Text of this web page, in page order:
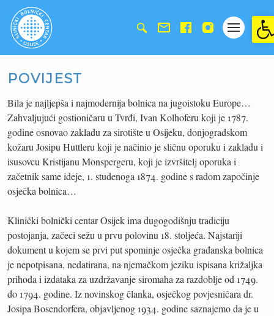
POVIJEST
Bila je najljepša i najmodernija bolnica na jugoistoku Europe…
Zahvaljujući gostioničaru u Tvrđi, Ivan Kolhoferu koji je 1787.
godine osnovao zakladu za sirotište u Osijeku, donjogradskom
kožaru Josipu Huttleru koji je načinio je sličnu oporuku i zakladu i
isusovcu Kristijanu Monspergeru, koji je izvršitelj oporuka i
začetnik same ideje, 1. studenoga 1874. godine s radom započinje
osječka bolnica…
Klinički bolnički centar Osijek ima dugogodišnju tradiciju
postojanja, začeci sežu u prvu polovinu 18. stoljeća. Najstariji
dokument u kojem se prvi put spominje osječka građanska bolnica
je nepotpisana, nedatirana, na njemačkom jeziku ispisana križaljka
prihoda i izdataka za uzdržavanje siromaha za razdoblje od 1749.
do 1794. godine. Iz novinskog članka, osječkog povjesničara dr.
Josipa Bosendorfera, objavljenog 1934. godine saznajemo da je u